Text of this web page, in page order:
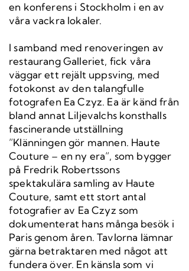
en konferens i Stockholm i en av
våra vackra lokaler.
I samband med renoveringen av
restaurang Galleriet, fick våra
väggar ett rejält uppsving, med
fotokonst av den talangfulle
fotografen Ea Czyz. Ea är känd från
bland annat Liljevalchs konsthalls
fascinerande utställning
”Klänningen gör mannen. Haute
Couture – en ny era”, som bygger
på Fredrik Robertssons
spektakulära samling av Haute
Couture, samt ett stort antal
fotografier av Ea Czyz som
dokumenterat hans många besök i
Paris genom åren. Tavlorna lämnar
gärna betraktaren med något att
fundera över. En känsla som vi